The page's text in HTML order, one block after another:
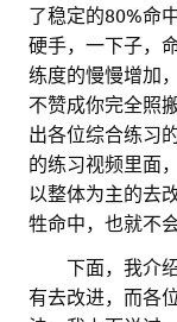
了稳定的80%命
硬手，一下子，
练度的慢慢增加
不赞成你完全照
出各位综合练习
的练习视频里面
以整体为主的去
牲命中，也就不
下面，我介
有去改进，而各